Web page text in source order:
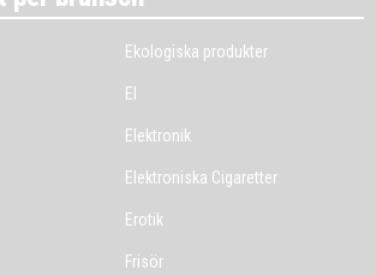
Ekologiska produkter
El
Elektronik
Elektroniska Cigaretter
Erotik
Frisör